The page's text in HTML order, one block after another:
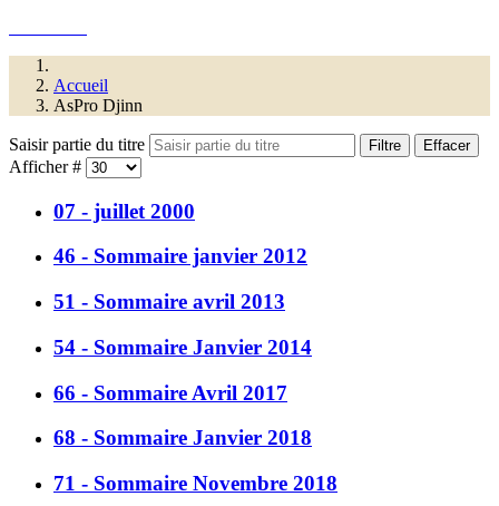
Accueil
AsPro Djinn
Saisir partie du titre Filtre Effacer
Afficher #
07 - juillet 2000
46 - Sommaire janvier 2012
51 - Sommaire avril 2013
54 - Sommaire Janvier 2014
66 - Sommaire Avril 2017
68 - Sommaire Janvier 2018
71 - Sommaire Novembre 2018